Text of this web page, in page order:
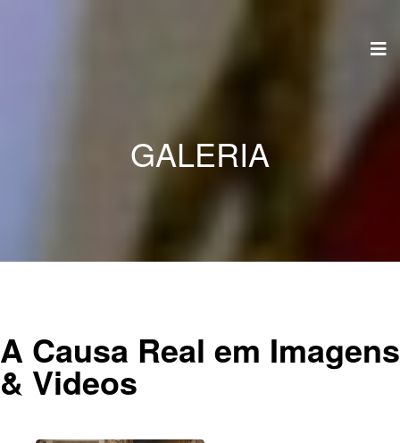
GALERIA
A Causa Real em Imagens
& Videos